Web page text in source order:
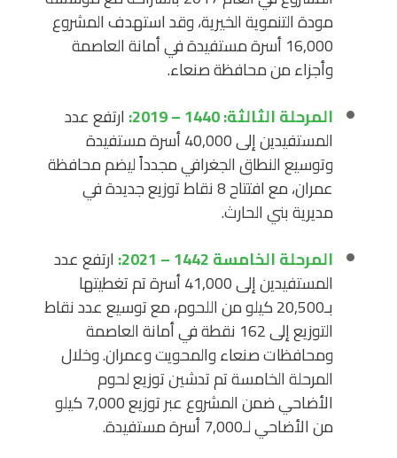
مودة التنموية الخيرية، وقد استهدف المشروع
16,000 أسرة مستفيدة في أمانة العاصمة
وأجزاء من محافظة صنعاء.
المرحلة الثالثة: 1440 – 2019:
ارتفع عدد
المستفيدين إلى 40,000 أسرة مستفيدة
وتوسيع النطاق الجغرافي مجدداً ليضم محافظة
عمران، مع افتتاح 8 نقاط توزيع جديدة في
مديرية بني الحارث.
المرحلة الخامسة 1442 – 2021:
ارتفع عدد
المستفيدين إلى 41,000 أسرة تم تغطيتها
بـ20,500 كيلو من اللحوم، مع توسيع عدد نقاط
التوزيع إلى 162 نقطة في أمانة العاصمة
ومحافظات صنعاء والمحويت وعمران. وخلال
المرحلة الخامسة تم تدشين توزيع لحوم
الأضاحي ضمن المشروع عبر توزيع 7,000 كيلو
من الأضاحي لـ7,000 أسرة مستفيدة.